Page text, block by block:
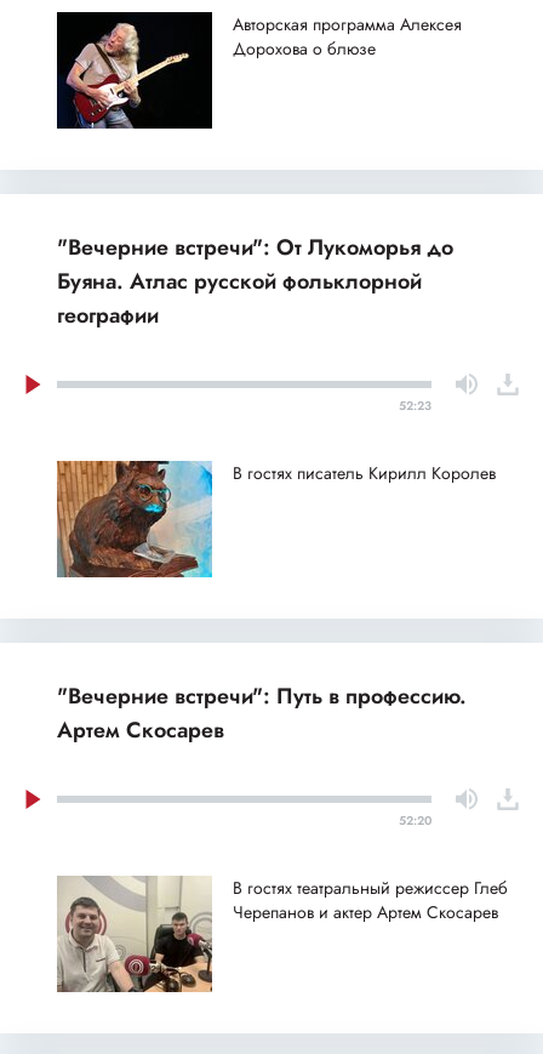
Авторская программа Алексея
Дорохова о блюзе
"Вечерние встречи": От Лукоморья до
Буяна. Атлас русской фольклорной
географии
52:23
В гостях писатель Кирилл Королев
"Вечерние встречи": Путь в профессию.
Артем Скосарев
52:20
В гостях театральный режиссер Глеб
Черепанов и актер Артем Скосарев